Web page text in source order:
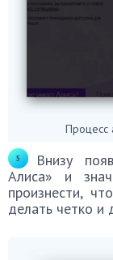
Процесс
Внизу
Алиса» и
произнести,
делать четко и